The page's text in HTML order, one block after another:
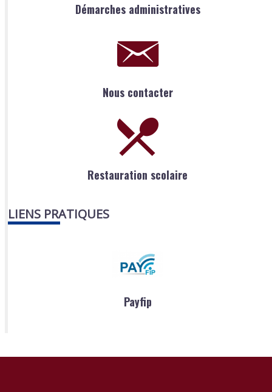
Démarches administratives
Nous contacter
Restauration scolaire
LIENS PRATIQUES
Payfip